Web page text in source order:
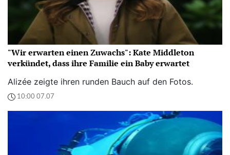
"Wir erwarten einen Zuwachs": Kate Middleton
verkündet, dass ihre Familie ein Baby erwartet
Alizée zeigte ihren runden Bauch auf den Fotos.
10:00 07.07